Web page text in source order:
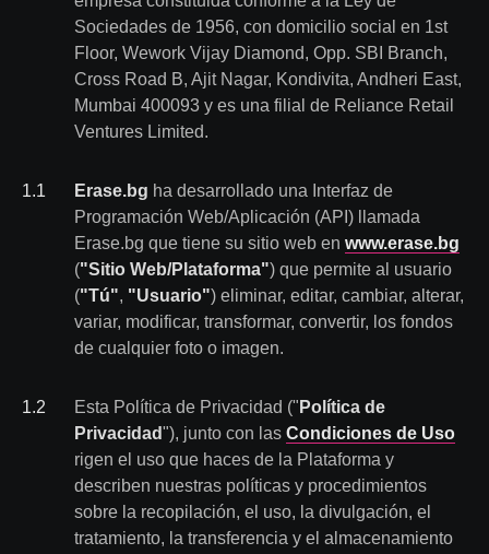
Sociedades de 1956, con domicilio social en 1st
Floor, Wework Vijay Diamond, Opp. SBI Branch,
Cross Road B, Ajit Nagar, Kondivita, Andheri East,
Mumbai 400093 y es una filial de Reliance Retail
Ventures Limited.
1.1 Erase.bg ha desarrollado una Interfaz de
Programación Web/Aplicación (API) llamada
Erase.bg que tiene su sitio web en www.erase.bg
("Sitio Web/Plataforma") que permite al usuario
("Tú", "Usuario") eliminar, editar, cambiar, alterar,
variar, modificar, transformar, convertir, los fondos
de cualquier foto o imagen.
1.2 Esta Política de Privacidad (" Política de
Privacidad"), junto con las Condiciones de Uso
rigen el uso que haces de la Plataforma y
describen nuestras políticas y procedimientos
sobre la recopilación, el uso, la divulgación, el
tratamiento, la transferencia y el almacenamiento